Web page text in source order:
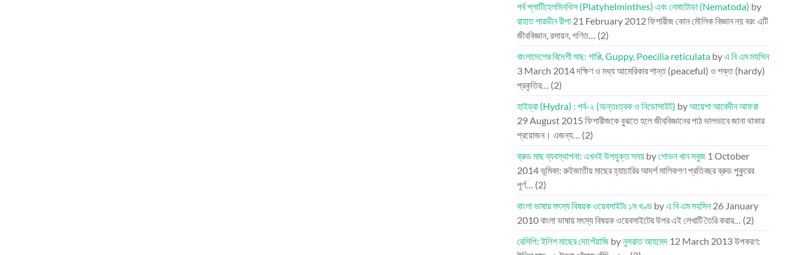
পর্ব প্লাটিহেলমিনথিস (Platyhelminthes) এবং নেমাটোডা (Nematoda) by
রাহাত পারভীন রীপা 21 February 2012ফিশারীজ কোন মৌলিক বিজ্ঞান নয় বরং এটি
জীববিজ্ঞান, রসায়ন, গণিত… (2)
বাংলাদেশের বিদেশী মাছ: গাপ্পি, Guppy, Poecilia reticulata byএ বি এম মহসিন
3 March 2014দক্ষিণ ও মধ্য আমেরিকার শান্ত (peaceful) ও শক্ত (hardy)
প্রকৃতির… (2)
হাইড্রা (Hydra) : পর্ব-২ (অন্তঃত্বক ও নিডোসাইট) byআয়েশা আবেদীন আফরা
29 August 2015 ফিশারীজকে বুঝতে হলে জীববিজ্ঞানের পাঠ ভালভাবে জানা থাকার
প্রয়োজন। এজন্য… (2)
ব্রুড মাছ ব্যবস্থাপনা: এখনই উপযুক্ত সময় byশোভন খান সবুজ 1 October
2014ভূমিকা: রুইজাতীয় মাছের হ্যাচারির আদর্শ মালিকগণ প্রতিবছর ব্রুড পুকুরের
পূর্ণ… (2)
বাংলা ভাষায় মৎস্য বিষয়ক ওয়েবসাইটঃ ১ম খণ্ড byএ বি এম মহসিন 26 January
2010বাংলা ভাষায় মৎস্য বিষয়ক ওয়েবসাইটের উপর এই লেখাটি তৈরি করার… (2)
রেসিপি: ইলিশ মাছের দোপেঁয়াজি byনুসরাত আহমেদ 12 March 2013উপকরণ: